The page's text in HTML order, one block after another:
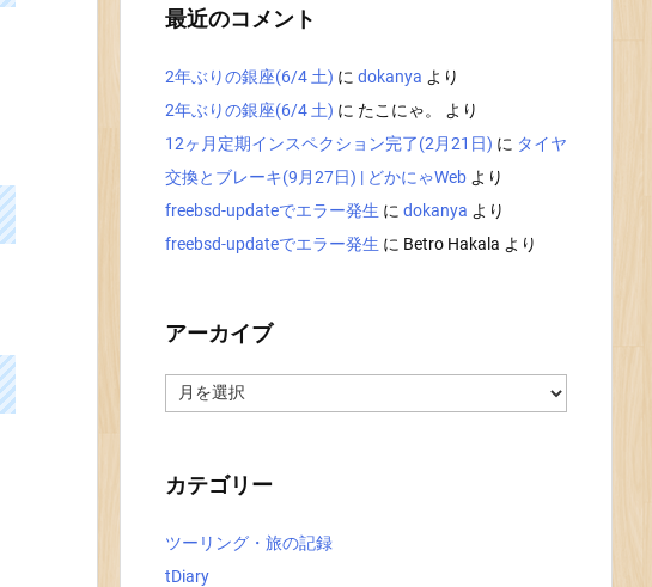
最近のコメント
2年ぶりの銀座(6/4 土) に dokanya より
2年ぶりの銀座(6/4 土) に たこにゃ。
より
12ヶ月定期インスペクション完了(2月21日) に タイヤ
交換とブレーキ(9月27日) | どかにゃWeb より
freebsd-updateでエラー発生 に dokanya より
freebsd-updateでエラー発生 に Betro Hakala より
アーカイブ
ー
カテゴリー
ツーリング・旅の記録
tDiary